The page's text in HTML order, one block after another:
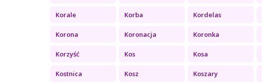
Korale Korba Kordelas
Korona Koronacja Koronka
Korzyść Kos Kosa
Kostnica Kosz Koszary